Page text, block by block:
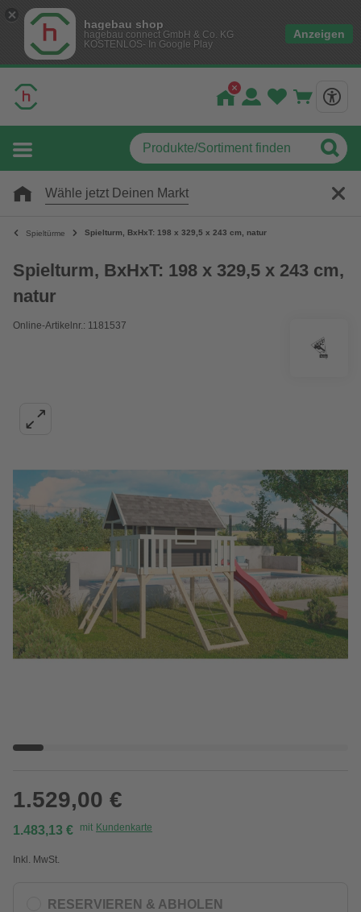
hagebau shop
hagebau connect GmbH & Co. KG
KOSTENLOS- In Google Play
Anzeigen
Wähle jetzt Deinen Markt
Spieltürme Spielturm, BxHxT: 198 x 329,5 x 243 cm, natur
Spielturm, BxHxT: 198 x 329,5 x 243 cm,
natur
Online-Artikelnr.: 1181537
1.529,00 €
1.483,13 € mit Kundenkarte
Inkl. MwSt.
RESERVIEREN & ABHOLEN